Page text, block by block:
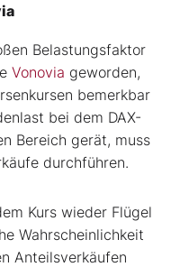
Belastungsfaktor
Vonovia geworden,
bemerkbar
bei dem DAX-
Bereich gerät, muss
durchführen.
Kurs wieder Flügel
Wahrscheinlichkeit
Anteilsverkäufen